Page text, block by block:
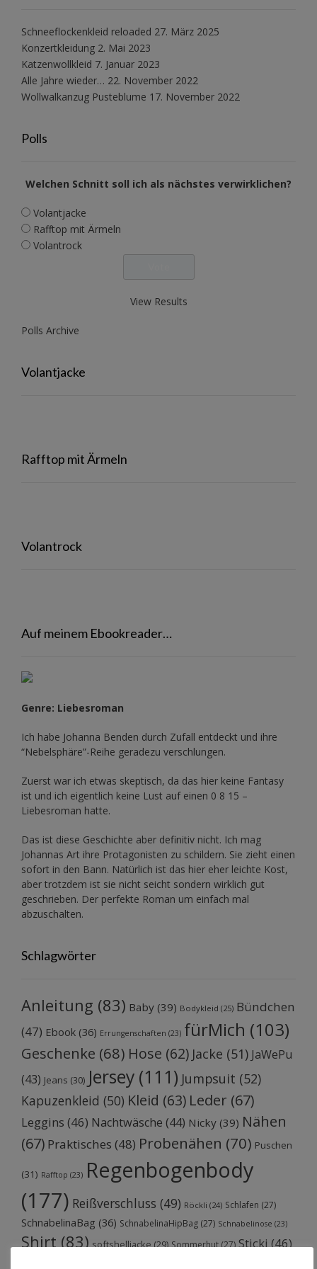
Schneeflockenkleid reloaded 27. März 2025
Konzertkleidung 2. Mai 2023
Katzenwollkleid 7. Januar 2023
Alle Jahre wieder… 22. November 2022
Wollwalkanzug Pusteblume 17. November 2022
Polls
Welchen Schnitt soll ich als nächstes verwirklichen?
Volantjacke
Rafftop mit Ärmeln
Volantrock
View Results
Polls Archive
Volantjacke
Rafftop mit Ärmeln
Volantrock
Auf meinem Ebookreader…
Genre: Liebesroman
Ich habe Johanna Benden durch Zufall entdeckt und ihre
“Nebelsphäre”-Reihe geradezu verschlungen.
Zuerst war ich etwas skeptisch, da das hier keine Fantasy
ist und ich eigentlich keine Lust auf einen 0 8 15 –
Liebesroman hatte.
Das ist diese Geschichte aber definitiv nicht. Ich mag
Johannas Art ihre Protagonisten zu schildern. Sie zieht einen
sofort in den Bann. Natürlich ist das hier eher leichte Kost,
aber trotzdem ist sie nicht seicht sondern wirklich gut
geschrieben. Der perfekte Roman um einfach mal
abzuschalten.
Schlagwörter
Anleitung (83) Baby (39) Bodykleid (25) Bündchen
(47) Ebook (36) Errungenschaften (23) fürMich (103)
Geschenke (68) Hose (62) Jacke (51) JaWePu
(43) Jeans (30) Jersey (111) Jumpsuit (52)
Kapuzenkleid (50) Kleid (63) Leder (67)
Leggins (46) Nachtwäsche (44) Nicky (39) Nähen
(67) Praktisches (48) Probenähen (70) Puschen
(31) Rafftop (23) Regenbogenbody
(177) Reißverschluss (49) Röckli (24) Schlafen (27)
SchnabelinaBag (36) SchnabelinaHipBag (27) Schnabelinose (23)
Shirt(83) softshelljacke(29) Sommerhut(27) Sticki(46)